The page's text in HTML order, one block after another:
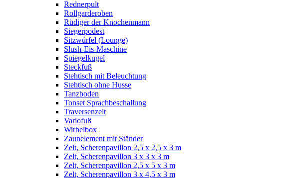
Rednerpult
Rollgarderoben
Rüdiger der Knochenmann
Siegerpodest
Sitzwürfel (Lounge)
Slush-Eis-Maschine
Spiegelkugel
Steckfuß
Stehtisch mit Beleuchtung
Stehtisch ohne Husse
Tanzboden
Tonset Sprachbeschallung
Traversenzelt
Variofuß
Wirbelbox
Zaunelement mit Ständer
Zelt, Scherenpavillon 2,5 x 2,5 x 3 m
Zelt, Scherenpavillon 3 x 3 x 3 m
Zelt, Scherenpavillon 2,5 x 5 x 3 m
Zelt, Scherenpavillon 3 x 4,5 x 3 m